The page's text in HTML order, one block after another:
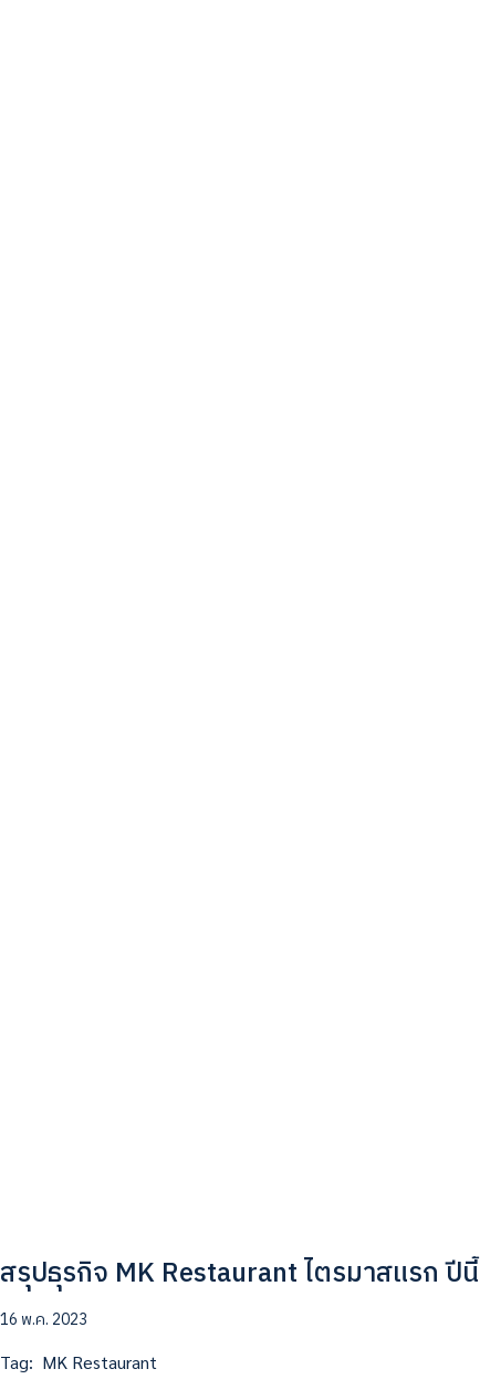
สรุปธุรกิจ MK Restaurant ไตรมาสแรก ปีนี้
16 พ.ค. 2023
Tag: MK Restaurant